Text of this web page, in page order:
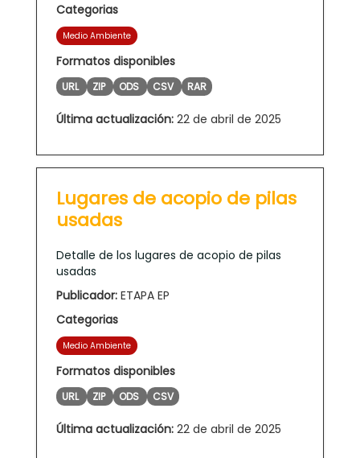
Categorias
Medio Ambiente
Formatos disponibles
URL ZIP ODS CSV RAR
Última actualización: 22 de abril de 2025
Lugares de acopio de pilas
usadas
Detalle de los lugares de acopio de pilas
usadas
Publicador: ETAPA EP
Categorias
Medio Ambiente
Formatos disponibles
URL ZIP ODS CSV
Última actualización: 22 de abril de 2025